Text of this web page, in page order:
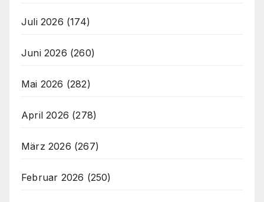
Juli 2026 (174)
Juni 2026 (260)
Mai 2026 (282)
April 2026 (278)
März 2026 (267)
Februar 2026 (250)